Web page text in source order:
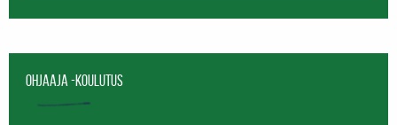
Ohjaaja -koulutus